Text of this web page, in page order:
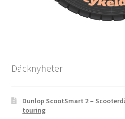
Däcknyheter
Dunlop ScootSmart 2 –
touring